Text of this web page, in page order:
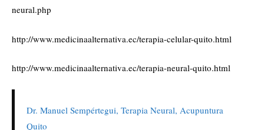
neural.php
http://www.medicinaalternativa.ec/terapia-celular-quito.html
http://www.medicinaalternativa.ec/terapia-neural-quito.html
Dr. Manuel Sempértegui, Terapia Neural, Acupuntura
Quito